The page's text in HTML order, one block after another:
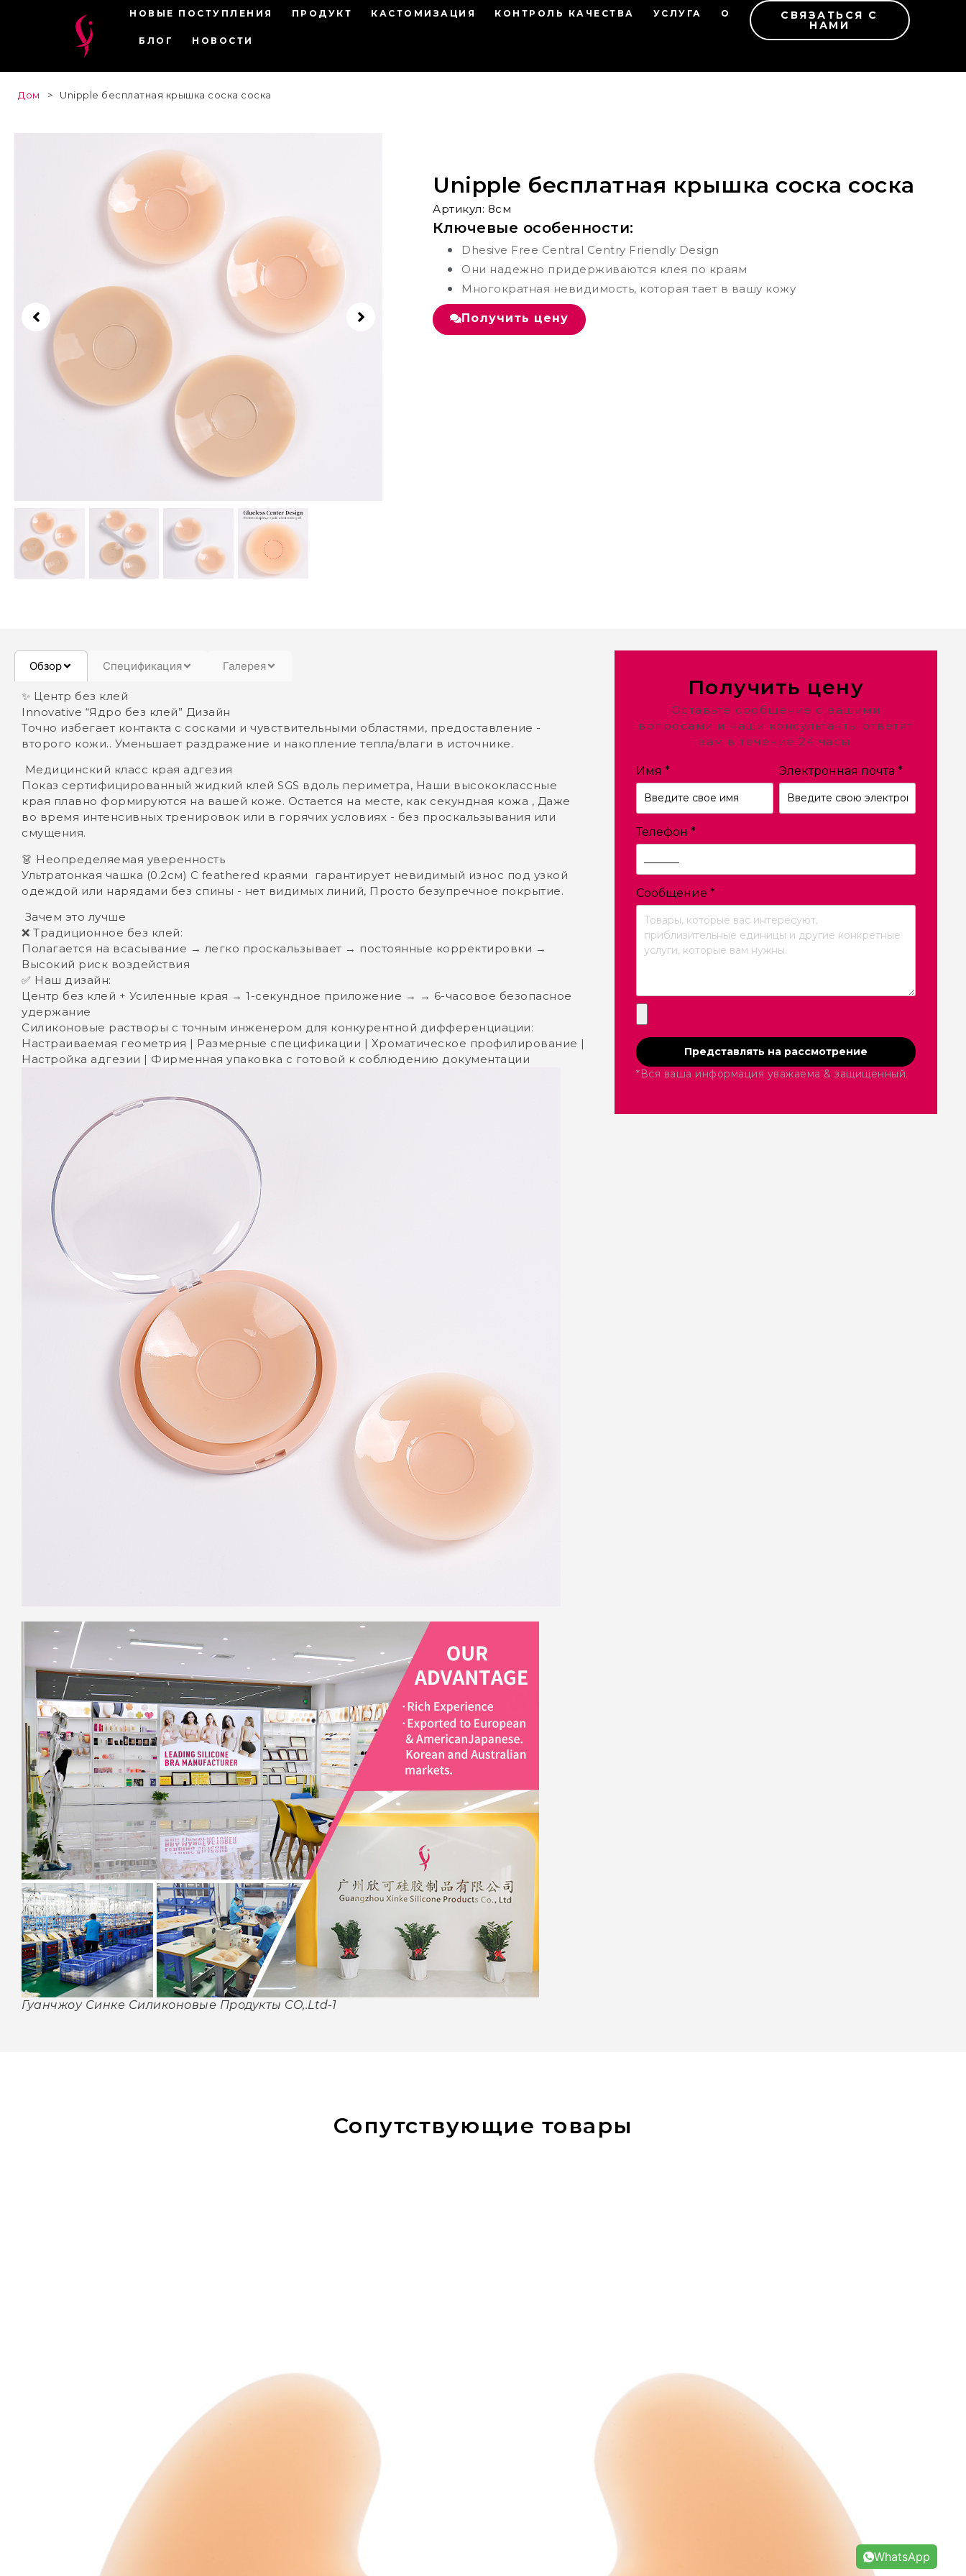
НОВЫЕ ПОСТУПЛЕНИЯ ПРОДУКТ КАСТОМИЗАЦИЯ КОНТРОЛЬ КАЧЕСТВА УСЛУГА О
БЛОГ НОВОСТИ
СВЯЗАТЬСЯ С
НАМИ
Дом > Unipple бесплатная крышка соска соска
Unipple бесплатная крышка соска соска
Артикул: 8см
Ключевые особенности:
‌Dhesive Free Central Centry Friendly Design
Они надежно придерживаются клея по краям
Многократная невидимость, которая тает в вашу кожу
Получить цену
Обзор Спецификация Галерея
‌✨ Центр без клей
‌Innovative “Ядро без клей” Дизайн
Точно избегает контакта с сосками и чувствительными областями, предоставление ‌-
второго кожи.. Уменьшает раздражение и накопление тепла/влаги в источнике.
‌ Медицинский класс края адгезия
Показ сертифицированный жидкий клей ‌SGS вдоль периметра, Наши высококлассные
края плавно формируются на вашей коже. Остается на месте, как секундная кожа ‌, Даже
во время интенсивных тренировок или в горячих условиях - без проскальзывания или
смущения.
‌👗 Неопределяемая уверенность
Ультратонкая чашка (0.2см) С ‌feathered краями ‌ гарантирует невидимый износ под узкой
одеждой или нарядами без спины - нет видимых линий, Просто безупречное покрытие.
‌ Зачем это лучше
❌ Традиционное без клей:
Полагается на всасывание → легко проскальзывает → постоянные корректировки →
Высокий риск воздействия
✅ Наш дизайн:
Центр без клей + Усиленные края → ‌1-секундное приложение → → 6-часовое безопасное
удержание
Силиконовые растворы с точным инженером для конкурентной дифференциации:
Настраиваемая геометрия | Размерные спецификации | Хроматическое профилирование |
Настройка адгезии | Фирменная упаковка с готовой к соблюдению документации
Гуанчжоу Синке Силиконовые Продукты CO,.Ltd-1
Получить цену
Оставьте сообщение с вашими
вопросами и наши консультанты ответят
вам в течение 24 часы.
Имя * Электронная почта *
Телефон *
Сообщение *
Представлять на рассмотрение
*Вся ваша информация уважаема & защищенный.
Сопутствующие товары
WhatsApp